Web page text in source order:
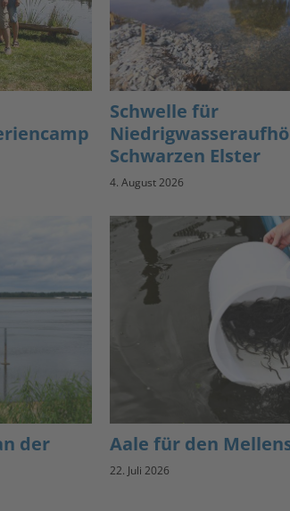
Schwelle für
Schwarzen Elster
4. August 2026
der
Aale für den
22. Juli 2026